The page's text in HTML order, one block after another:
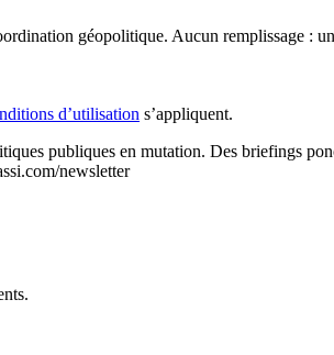
géopolitique. Aucun remplissage :
d’utilisation s’appliquent.
publiques en mutation. Des briefings
newsletter